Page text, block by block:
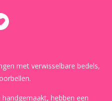
met verwisselbare bedels,
hebben een